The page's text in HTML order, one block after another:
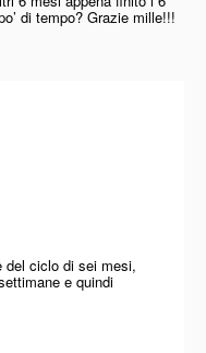
di tempo? Grazie mille!!!
del ciclo di sei mesi,
e quindi